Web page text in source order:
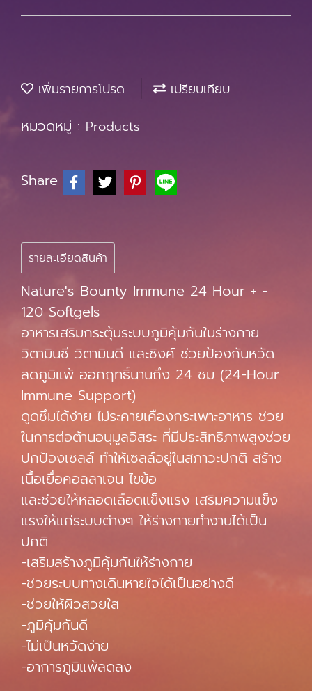
เพิ่มรายการโปรด เปรียบเทียบ
หมวดหมู่ : Products
Share
รายละเอียดสินค้า
Nature's Bounty Immune 24 Hour + -
120 Softgels
อาหารเสริมกระตุ้นระบบภูมิคุ้มกันในร่างกาย
วิตามินซี วิตามินดี และซิงค์ ช่วยป้องกันหวัด
ลดภูมิแพ้ ออกฤทธิ์นานถึง 24 ชม (24-Hour
Immune Support)
ดูดซึมได้ง่าย ไม่ระคายเคืองกระเพาะอาหาร ช่วย
ในการต่อต้านอนุมูลอิสระ ที่มีประสิทธิภาพสูงช่วย
ปกป้องเซลล์ ทำให้เซลล์อยู่ในสภาวะปกติ สร้าง
เนื้อเยื่อคอลลาเจน ไขข้อ
และช่วยให้หลอดเลือดแข็งแรง เสริมความแข็ง
แรงให้แก่ระบบต่างๆ ให้ร่างกายทำงานได้เป็น
ปกติ
-เสริมสร้างภูมิคุ้มกันให้ร่างกาย
-ช่วยระบบทางเดินหายใจได้เป็นอย่างดี
-ช่วยให้ผิวสวยใส
-ภูมิคุ้มกันดี
-ไม่เป็นหวัดง่าย
-อาการภูมิแพ้ลดลง